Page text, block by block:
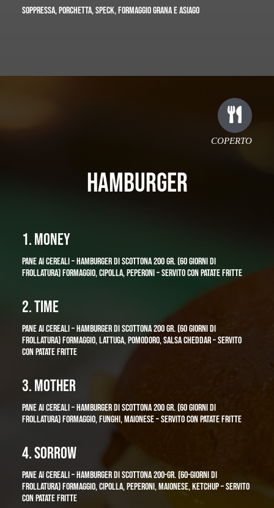
SOPPRESSA, PORCHETTA, SPECK, FORMAGGIO GRANA E ASIAGO
COPERTO
HAMBURGER
1. MONEY
PANE AI CEREALI – HAMBURGER DI SCOTTONA 200 GR. (60 GIORNI DI
FROLLATURA) FORMAGGIO, CIPOLLA, PEPERONI – SERVITO CON PATATE FRITTE
2. TIME
PANE AI CEREALI – HAMBURGER DI SCOTTONA 200 GR. (60 GIORNI DI
FROLLATURA) FORMAGGIO, LATTUGA, POMODORO, SALSA CHEDDAR – SERVITO
CON PATATE FRITTE
3. MOTHER
PANE AI CEREALI – HAMBURGER DI SCOTTONA 200 GR. (60 GIORNI DI
FROLLATURA) FORMAGGIO, FUNGHI, MAIONESE – SERVITO CON PATATE FRITTE
4. SORROW
PANE AI CEREALI – HAMBURGER DI SCOTTONA 200-GR. (60-GIORNI DI
FROLLATURA)FORMAGGIO, CIPOLLA, PEPERONI, MAIONESE, KETCHUP – SERVITO
CON PATATE FRITTE